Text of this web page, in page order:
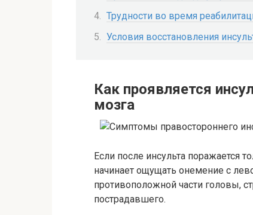
Трудности во время
Условия восстановления
Как проявляется
мозга
Если после инсульта поражается
начинает ощущать онемение с
противоположной части головы,
пострадавшего.